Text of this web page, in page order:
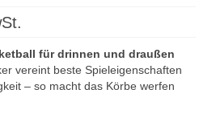
für drinnen und draußen
vereint beste Spieleigenschaften
– so macht das Körbe werfen